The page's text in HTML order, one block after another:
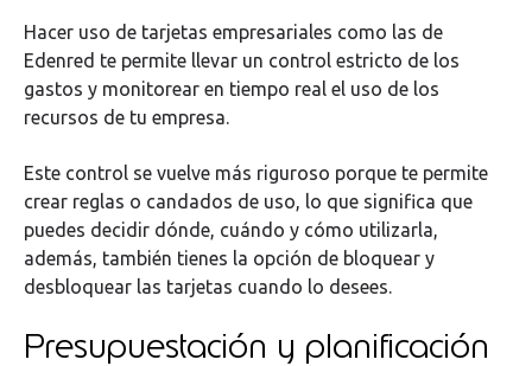
Hacer uso de tarjetas empresariales como las de
Edenred te permite llevar un control estricto de los
gastos y monitorear en tiempo real el uso de los
recursos de tu empresa.
Este control se vuelve más riguroso porque te permite
crear reglas o candados de uso, lo que significa que
puedes decidir dónde, cuándo y cómo utilizarla,
además, también tienes la opción de bloquear y
desbloquear las tarjetas cuando lo desees.
Presupuestación y planificación